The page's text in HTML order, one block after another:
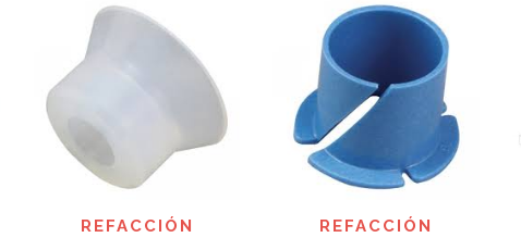
REFACCIÓN REFACCIÓN